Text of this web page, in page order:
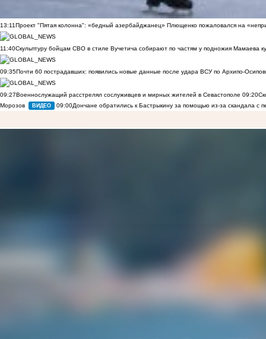
13:11Проект "Пятая колонна": «бедный азербайджанец» Плющенко пожаловался на
11:40Скульптуру бойцам СВО в стиле Вучетича собирают по частям у подножия Мамаева
09:35Почти 60 пострадавших: появились новые данные после удара ВСУ по Архипо-
09:27Военнослужащий расстрелял сослуживцев и мирных жителей в Севастополе 09:20
Морозов
ВИДЕО 09:00Дончане обратились к Бастрыкину за помощью из-за скандала с